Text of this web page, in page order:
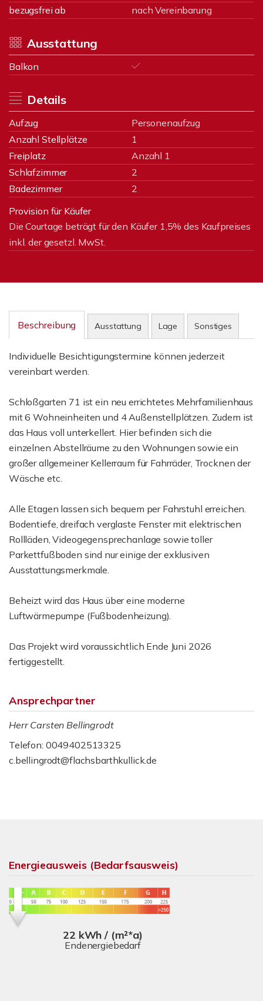
bezugsfrei ab
nach Vereinbarung
Ausstattung
Balkon
Details
Aufzug
Personenaufzug
Anzahl Stellplätze
1
Freiplatz
Anzahl 1
Schlafzimmer
2
Badezimmer
2
Provision für Käufer
Die Courtage beträgt für den Käufer 1,5% des Kaufpreises
inkl. der gesetzl. MwSt.
Beschreibung Ausstattung Lage Sonstiges
Individuelle Besichtigungstermine können jederzeit
vereinbart werden.
Schloßgarten 71 ist ein neu errichtetes Mehrfamilienhaus
mit 6 Wohneinheiten und 4 Außenstellplätzen. Zudem ist
das Haus voll unterkellert. Hier befinden sich die
einzelnen Abstellräume zu den Wohnungen sowie ein
großer allgemeiner Kellerraum für Fahrräder, Trocknen der
Wäsche etc.
Alle Etagen lassen sich bequem per Fahrstuhl erreichen.
Bodentiefe, dreifach verglaste Fenster mit elektrischen
Rollläden, Videogegensprechanlage sowie toller
Parkettfußboden sind nur einige der exklusiven
Ausstattungsmerkmale.
Beheizt wird das Haus über eine moderne
Luftwärmepumpe (Fußbodenheizung).
Das Projekt wird voraussichtlich Ende Juni 2026
fertiggestellt.
Ansprechpartner
Herr Carsten Bellingrodt
Telefon: 0049402513325
c.bellingrodt@flachsbarthkullick.de
Energieausweis (Bedarfsausweis)
22 kWh / (m²*a)
Endenergiebedarf